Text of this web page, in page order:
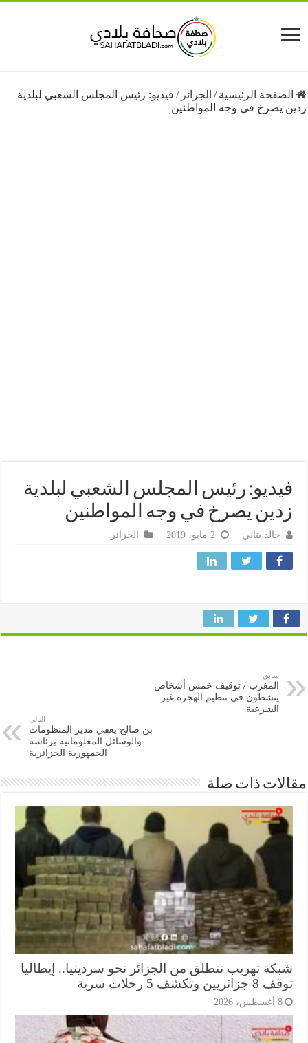
الرئيسية /الجزائر/فيديو: رئيس المجلس الشعبي لبلدية
في وجه المواطنين
رئيس المجلس الشعبي لبلدية
يصرخ في وجه المواطنين
خالد بناني الجزائر
المغرب / توقيف خمس أشخاص
ينشطون في تنظيم الهجرة غير
الشرعية
بن صالح يعفي مدير المنظومات
والوسائل المعلوماتية برئاسة
الجمهورية الجزائرية
ذات صلة
تهريب تنطلق من الجزائر نحو سردينيا.. إيطاليا
وتكشف 5 رحلات سرية